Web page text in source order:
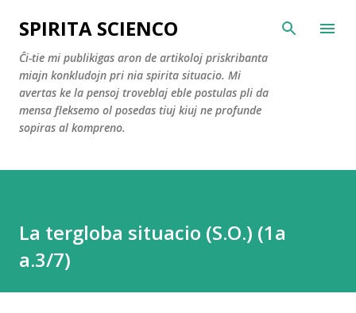
Skip to main content
SPIRITA SCIENCO
Ĉi-tie mi publikigas aron de artikoloj priskribanta
miajn konkludojn pri nia spirita situacio. Mi
avertas ke la pensoj troveblaj eble postulas pli da
mensa fleksemo ol posedas tiuj kiuj ne profunde
sopiras al kompreno.
La tergloba situacio (S.O.) (1a
a.3/7)